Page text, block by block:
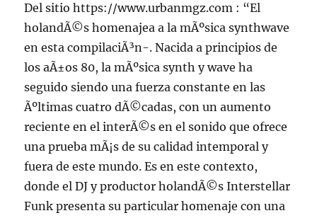
Del sitio https://www.urbanmgz.com : “El
holandÃ©s homenajea a la mÃºsica synthwave
en esta compilaciÃ³n-. Nacida a principios de
los aÃ±os 80, la mÃºsica synth y wave ha
seguido siendo una fuerza constante en las
Ãºltimas cuatro dÃ©cadas, con un aumento
reciente en el interÃ©s en el sonido que ofrece
una prueba mÃ¡s de su calidad intemporal y
fuera de este mundo. Es en este contexto,
donde el DJ y productor holandÃ©s Interstellar
Funk presenta su particular homenaje con una